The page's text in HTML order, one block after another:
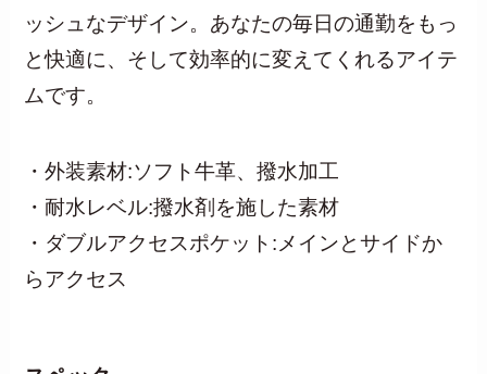
ッシュなデザイン。あなたの毎日の通勤をもっ
と快適に、そして効率的に変えてくれるアイテ
ムです。
・外装素材:ソフト牛革、撥水加工
・耐水レベル:撥水剤を施した素材
・ダブルアクセスポケット:メインとサイドか
らアクセス